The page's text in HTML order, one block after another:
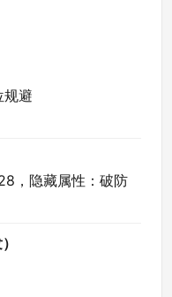
避
，隐藏属性：破防